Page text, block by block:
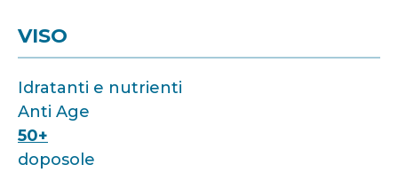
VISO
Idratanti e nutrienti
Anti Age
50+
doposole